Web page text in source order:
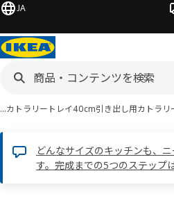
JA
…カトラリートレイ40cm引き出し用カトラリ
どんなサイズのキッチンも、
す。完成までの5つのステップ